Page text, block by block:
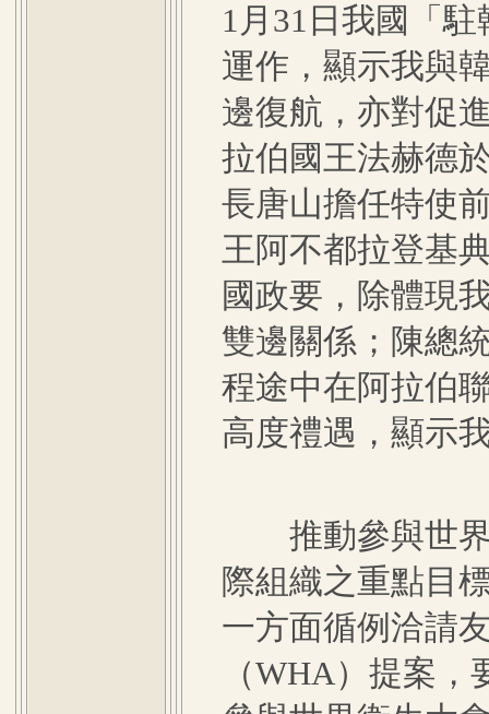
1月31日我國「
運作，顯示我與
邊復航，亦對促
拉伯國王法赫德
長唐山擔任特使
王阿不都拉登基
國政要，除體現
雙邊關係；陳總
程途中在阿拉伯
高度禮遇，顯示
推動參與世界
際組織之重點目
一方面循例洽請
（WHA）提案